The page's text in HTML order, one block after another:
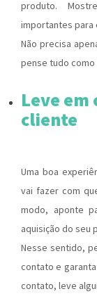
produto.
importantes para
Não precisa
pense tudo como
Leve em
cliente
Uma boa
vai fazer com
modo, aponte
aquisição do seu
Nesse sentido,
contato e
contato, leve